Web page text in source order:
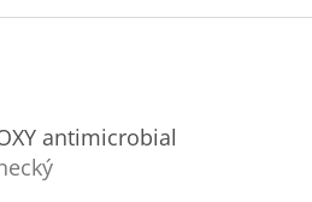
antimicrobial
je 5 z 5 hvězdiček.